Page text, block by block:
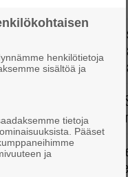
Tulevasta
näyttäisi
miljoonan
Elokuun
ilmestyivät –
Pokémon-
henkilötietoja
sisältöä ja
tietoja
Pääset
ja